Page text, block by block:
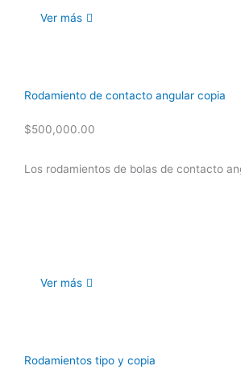
Ver más
Rodamiento de contacto angular copia
$500,000.00
Los rodamientos de bolas de contacto
Ver más
Rodamientos tipo y copia